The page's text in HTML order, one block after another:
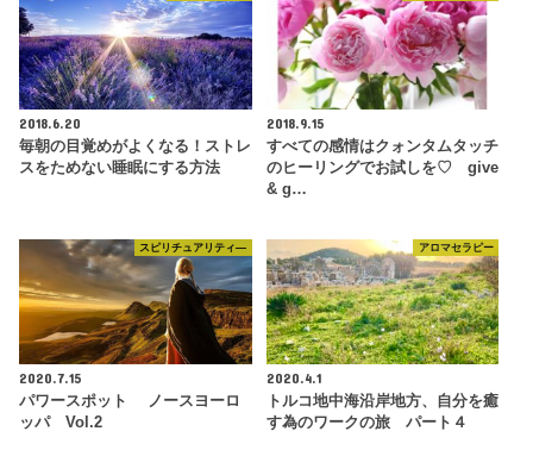
2018.6.20
毎朝の目覚めがよくなる！ストレ
スをためない睡眠にする方法
2018.9.15
すべての感情はクォンタムタッチ
のヒーリングでお試しを♡ give
& g…
スピリチュアリティ―
2020.7.15
パワースポット ノースヨーロ
ッパ Vol.2
アロマセラピー
2020.4.1
トルコ地中海沿岸地方、自分を癒
す為のワークの旅 パート４